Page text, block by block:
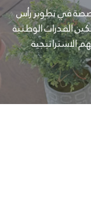
في تطوير رأس
عام 2019 بهدف تمكين القدرات الوطنية
الاستراتيجية